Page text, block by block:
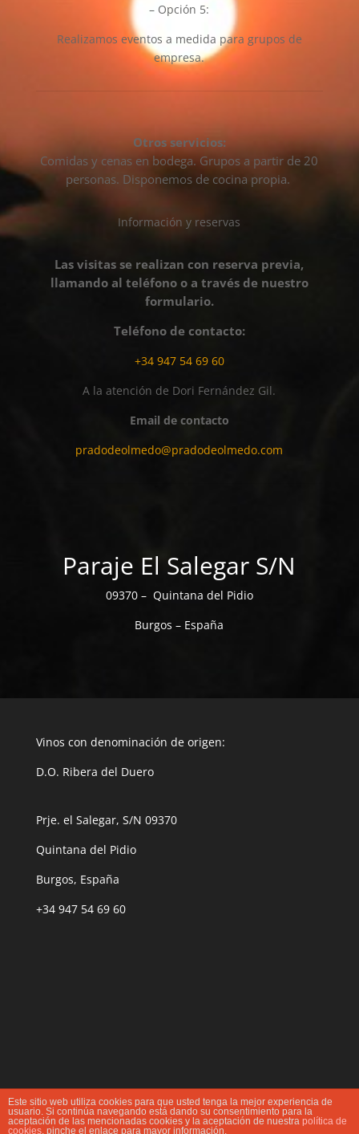
– Opción 5:
Realizamos eventos a medida para grupos de
empresa.
Otros servicios:
Comidas y cenas en bodega. Grupos a partir de 20
personas. Disponemos de cocina propia.
Información y reservas
Las visitas se realizan con reserva previa,
llamando al teléfono o a través de nuestro
formulario.
Teléfono de contacto:
+34 947 54 69 60
A la atención de Dori Fernández Gil.
Email de contacto
pradodeolmedo@pradodeolmedo.com
Paraje El Salegar S/N
09370 – Quintana del Pidio
Burgos – España
Vinos con denominación de origen:
D.O. Ribera del Duero
Prje. el Salegar, S/N 09370
Quintana del Pidio
Burgos, España
+34 947 54 69 60
Este sitio web utiliza cookies para que usted tenga la mejor experiencia de
usuario. Si continúa navegando está dando su consentimiento para la
aceptación de las mencionadas cookies y la aceptación de nuestra política de
cookies, pinche el enlace para mayor información.